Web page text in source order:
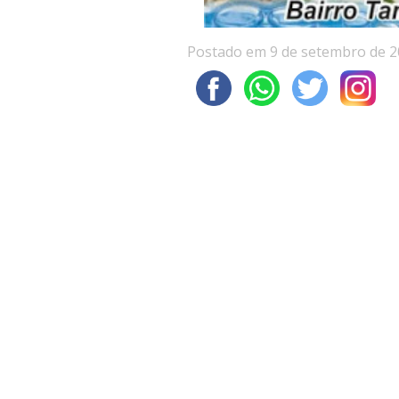
Postado em 9 de setembro de